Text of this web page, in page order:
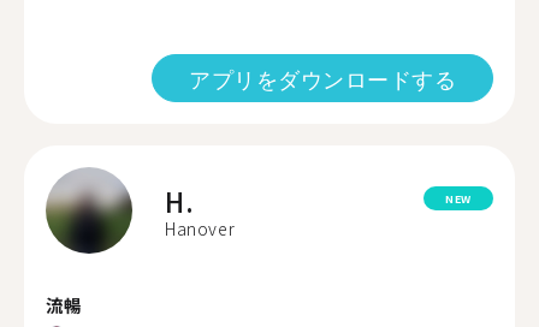
アプリをダウンロードする
H.
Hanover
NEW
流暢